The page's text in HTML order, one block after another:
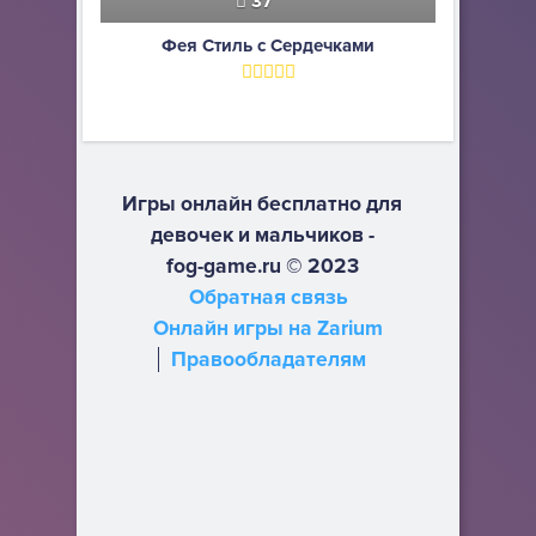
Фея Стиль с Сердечками
Игры онлайн бесплатно для
девочек и мальчиков -
fog-game.ru © 2023
Обратная связь
Онлайн игры на Zarium
Правообладателям